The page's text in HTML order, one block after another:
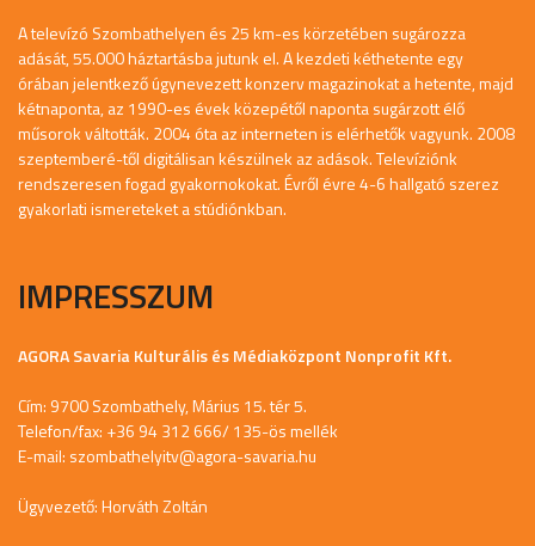
A televízó Szombathelyen és 25 km-es körzetében sugározza
adását, 55.000 háztartásba jutunk el. A kezdeti kéthetente egy
órában jelentkező úgynevezett konzerv magazinokat a hetente, majd
kétnaponta, az 1990-es évek közepétől naponta sugárzott élő
műsorok váltották. 2004 óta az interneten is elérhetők vagyunk. 2008
szeptemberé-től digitálisan készülnek az adások. Televíziónk
rendszeresen fogad gyakornokokat. Évről évre 4-6 hallgató szerez
gyakorlati ismereteket a stúdiónkban.
IMPRESSZUM
AGORA Savaria Kulturális és Médiaközpont Nonprofit Kft.
Cím: 9700 Szombathely, Márius 15. tér 5.
Telefon/fax: +36 94 312 666/ 135-ös mellék
E-mail: szombathelyitv@agora-savaria.hu
Ügyvezető: Horváth Zoltán